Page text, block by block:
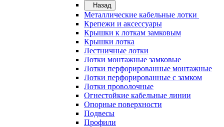
Назад
Металлические кабельные лотки
Крепежи и аксессуары
Крышки к лоткам замковым
Крышки лотка
Лестничные лотки
Лотки монтажные замковые
Лотки перфорированные монтажные
Лотки перфорированные с замком
Лотки проволочные
Огнестойкие кабельные линии
Опорные поверхности
Подвесы
Профили